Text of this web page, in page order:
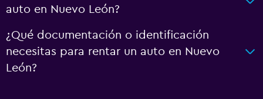
auto en Nuevo León?
¿Qué documentación o identificación
necesitas para rentar un auto en Nuevo
León?